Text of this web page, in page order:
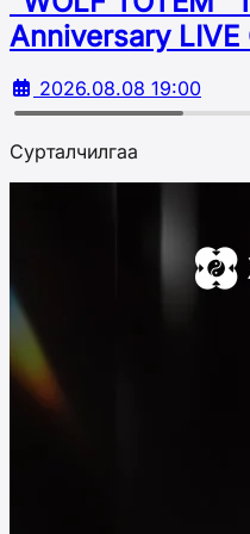
Аnniversary LIVE
2026.08.08 19:00
Сурталчилгаа